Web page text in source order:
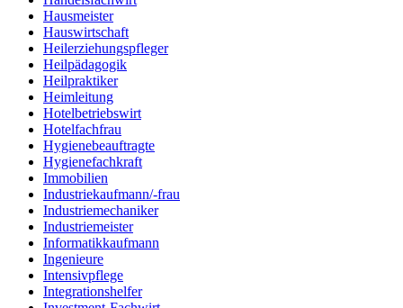
Hausmeister
Hauswirtschaft
Heilerziehungspfleger
Heilpädagogik
Heilpraktiker
Heimleitung
Hotelbetriebswirt
Hotelfachfrau
Hygienebeauftragte
Hygienefachkraft
Immobilien
Industriekaufmann/-frau
Industriemechaniker
Industriemeister
Informatikkaufmann
Ingenieure
Intensivpflege
Integrationshelfer